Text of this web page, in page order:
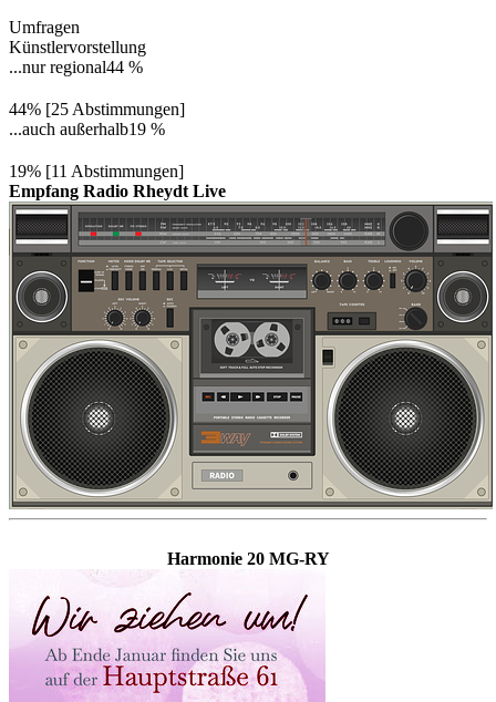
Umfragen
Künstlervorstellung
...nur regional44 %
44% [25 Abstimmungen]
...auch außerhalb19 %
19% [11 Abstimmungen]
Empfang Radio Rheydt Live
Harmonie 20 MG-RY